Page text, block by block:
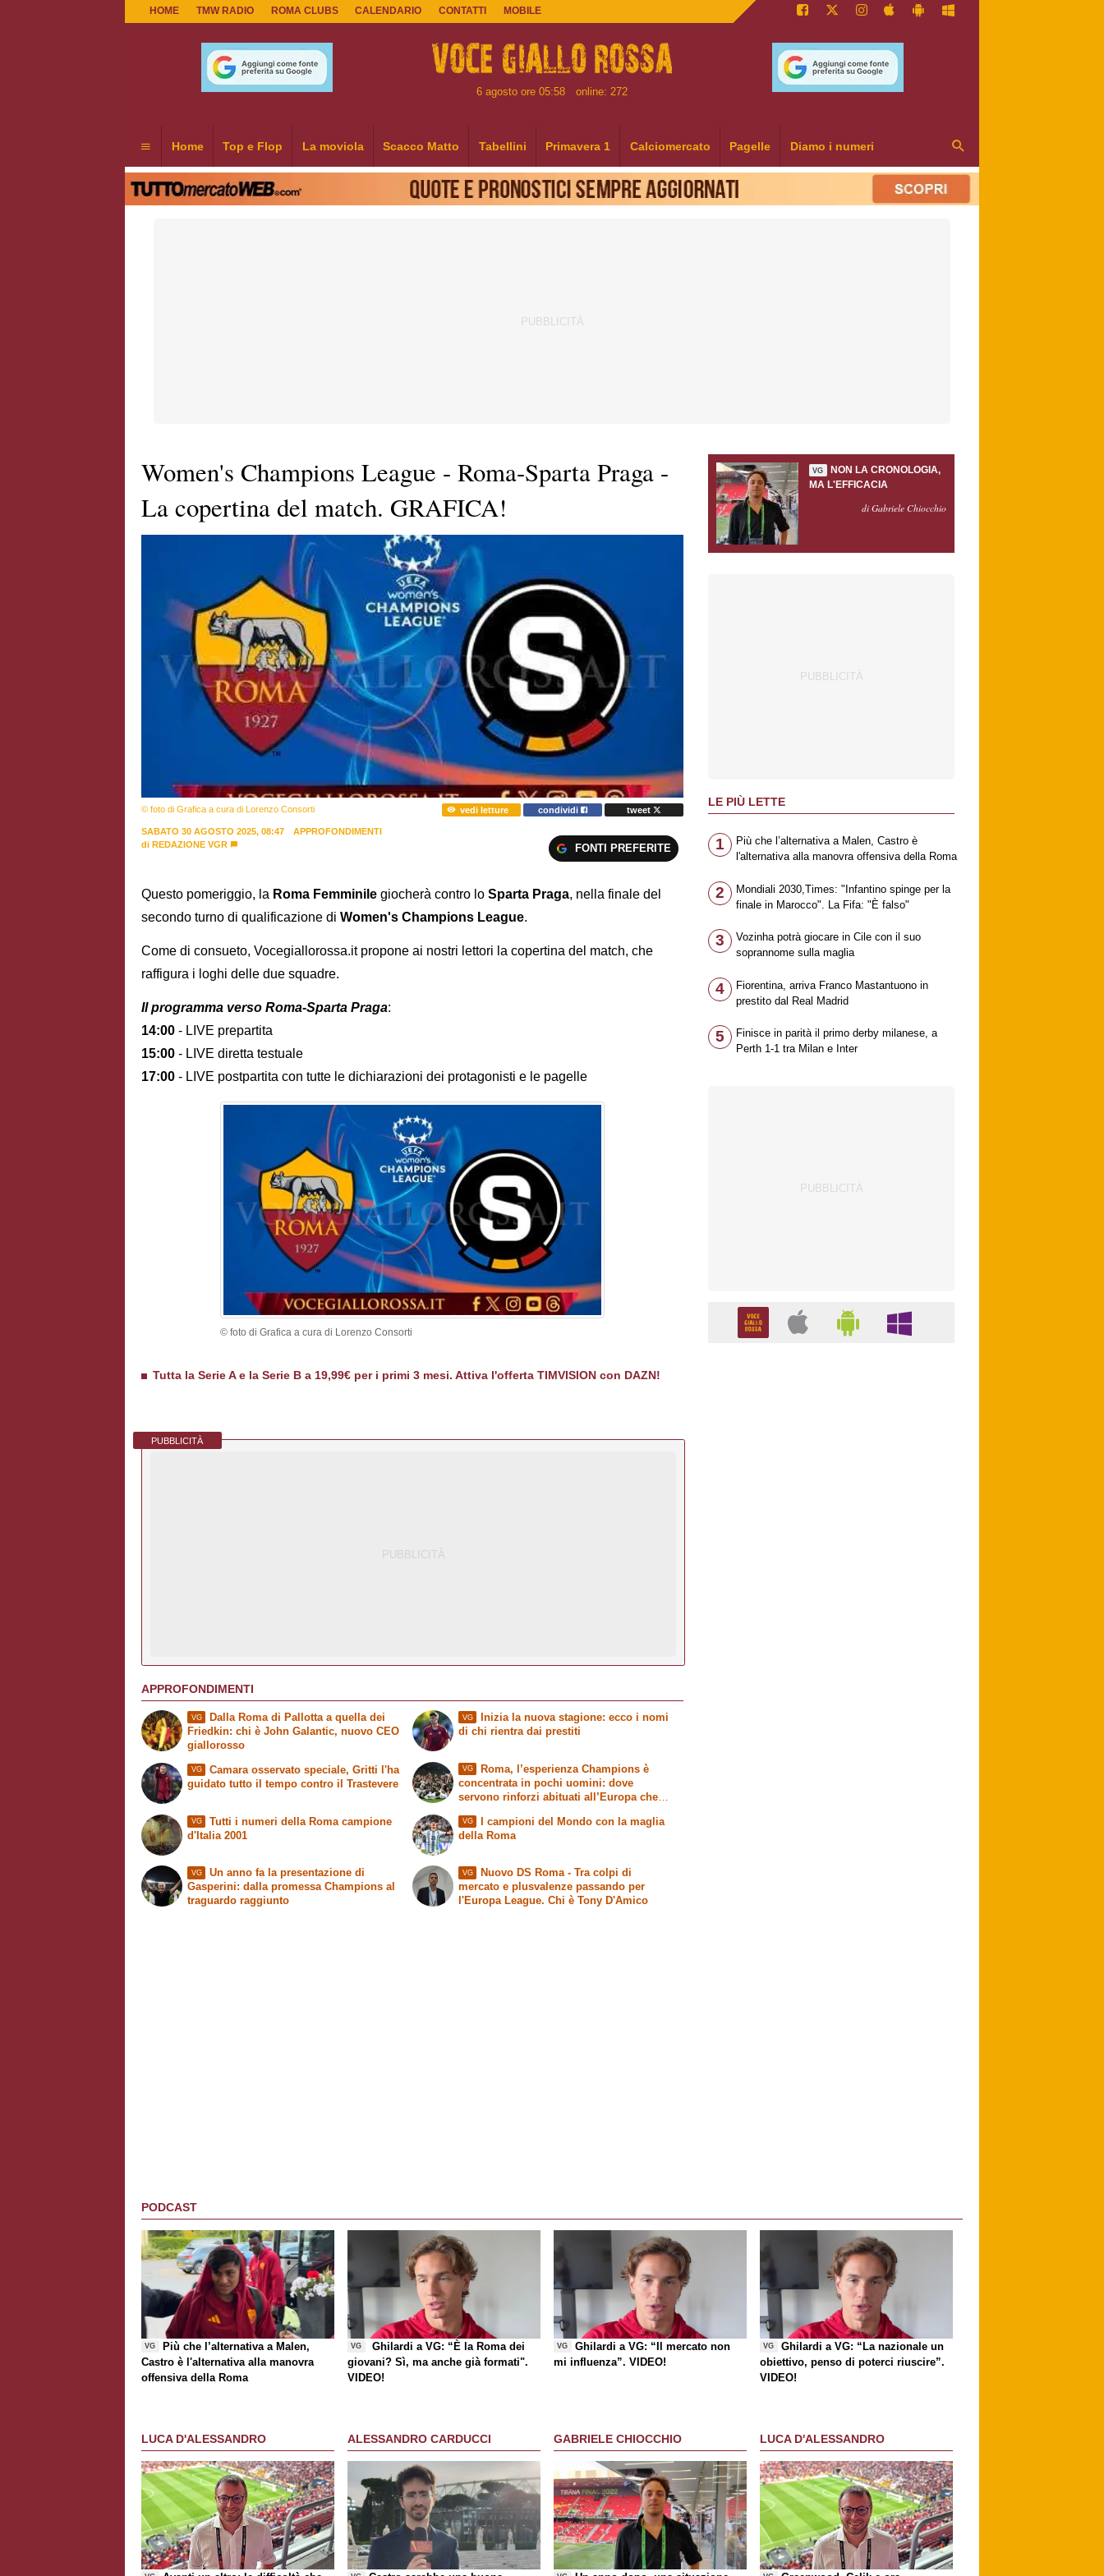
HOME TMW RADIO ROMA CLUBS CALENDARIO CONTATTI MOBILE
6 agosto ore 05:58 online: 272
Home Top e Flop La moviola Scacco Matto Tabellini Primavera 1 Calciomercato Pagelle Diamo i numeri
Women's Champions League - Roma-Sparta Praga -
La copertina del match. GRAFICA!
© foto di Grafica a cura di Lorenzo Consorti vedi letture condividi tweet
SABATO 30 AGOSTO 2025, 08:47
APPROFONDIMENTI
di REDAZIONE VGR FONTI PREFERITE
Questo pomeriggio, la Roma Femminile giocherà contro lo Sparta Praga, nella finale del
secondo turno di qualificazione di Women's Champions League.
Come di consueto, Vocegiallorossa.it propone ai nostri lettori la copertina del match, che
raffigura i loghi delle due squadre.
Il programma verso Roma-Sparta Praga:
14:00 - LIVE prepartita
15:00 - LIVE diretta testuale
17:00 - LIVE postpartita con tutte le dichiarazioni dei protagonisti e le pagelle
© foto di Grafica a cura di Lorenzo Consorti
Tutta la Serie A e la Serie B a 19,99€ per i primi 3 mesi. Attiva l'offerta TIMVISION con DAZN!
PUBBLICITÀ
APPROFONDIMENTI
VG
Dalla Roma di Pallotta a quella dei
Friedkin: chi è John Galantic, nuovo CEO
giallorosso
VG
Camara osservato speciale, Gritti l'ha
guidato tutto il tempo contro il Trastevere
VG
Inizia la nuova stagione: ecco i nomi
di chi rientra dai prestiti
VG
Roma, l’esperienza Champions è
concentrata in pochi uomini: dove
servono rinforzi abituati all’Europa che
VG
Tutti i numeri della Roma campione
d'Italia 2001
VG
Un anno fa la presentazione di
Gasperini: dalla promessa Champions al
traguardo raggiunto
VG
I campioni del Mondo con la maglia
della Roma
VG
Nuovo DS Roma - Tra colpi di
mercato e plusvalenze passando per
l'Europa League. Chi è Tony D'Amico
VG
NON LA CRONOLOGIA,
MA L'EFFICACIA
di Gabriele Chiocchio
LE PIÙ LETTE
1
Più che l’alternativa a Malen, Castro è
l'alternativa alla manovra offensiva della Roma
2
Mondiali 2030,Times: "Infantino spinge per la
finale in Marocco". La Fifa: "È falso"
3
Vozinha potrà giocare in Cile con il suo
soprannome sulla maglia
4
Fiorentina, arriva Franco Mastantuono in
prestito dal Real Madrid
5
Finisce in parità il primo derby milanese, a
Perth 1-1 tra Milan e Inter
PODCAST
VG
Più che l’alternativa a Malen,
Castro è l'alternativa alla manovra
offensiva della Roma
VG
Ghilardi a VG: “È la Roma dei
giovani? Sì, ma anche già formati".
VIDEO!
VG
Ghilardi a VG: “Il mercato non
mi influenza”. VIDEO!
VG
Ghilardi a VG: “La nazionale un
obiettivo, penso di poterci riuscire”.
VIDEO!
LUCA D'ALESSANDRO ALESSANDRO CARDUCCI GABRIELE CHIOCCHIO LUCA D'ALESSANDRO